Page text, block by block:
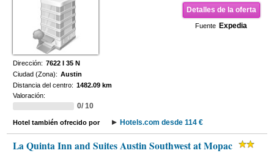
Detalles de la oferta
Fuente Expedia
Dirección: 7622 I 35 N
Ciudad (Zona): Austin
Distancia del centro: 1482.09 km
Valoración:
0/ 10
Hotel también ofrecido por Hotels.com desde 114 €
La Quinta Inn and Suites Austin Southwest at Mopac